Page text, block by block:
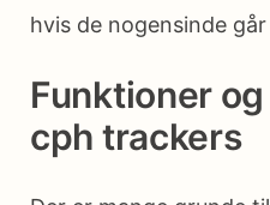
hvis de nogensinde
Funktioner
cph trackers